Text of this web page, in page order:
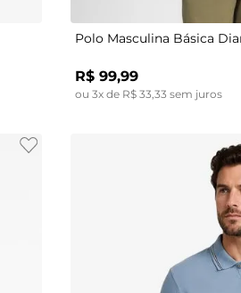
Polo Masculina Básica
R$ 99,99
ou 3x de R$ 33 33 sem juros